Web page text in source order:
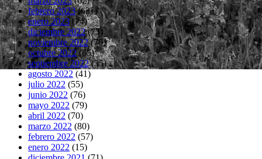
febrero 2023(63)
enero 2023 (74)
diciembre 2022(73)
noviembre 2022(76)
octubre 2022(65)
septiembre 2022(35)
agosto 2022 (41)
julio 2022 (55)
junio 2022 (76)
mayo 2022 (79)
abril 2022 (70)
marzo 2022 (80)
febrero 2022 (57)
enero 2022 (15)